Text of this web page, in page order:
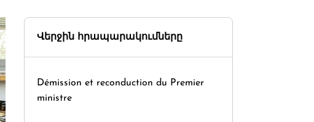
Վերջին հրապարակումները
Démission et reconduction du Premier
ministre